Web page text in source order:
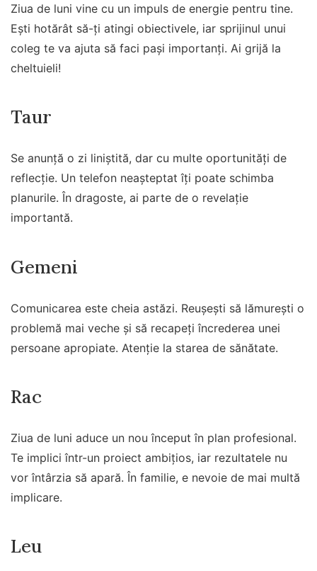
Ziua de luni vine cu un impuls de energie pentru tine.
Ești hotărât să-ți atingi obiectivele, iar sprijinul unui
coleg te va ajuta să faci pași importanți. Ai grijă la
cheltuieli!
Taur
Se anunță o zi liniștită, dar cu multe oportunități de
reflecție. Un telefon neașteptat îți poate schimba
planurile. În dragoste, ai parte de o revelație
importantă.
Gemeni
Comunicarea este cheia astăzi. Reușești să lămurești o
problemă mai veche și să recapeți încrederea unei
persoane apropiate. Atenție la starea de sănătate.
Rac
Ziua de luni aduce un nou început în plan profesional.
Te implici într-un proiect ambițios, iar rezultatele nu
vor întârzia să apară. În familie, e nevoie de mai multă
implicare.
Leu